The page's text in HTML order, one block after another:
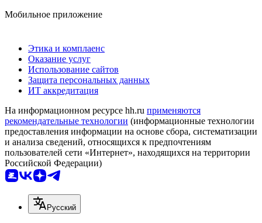
Мобильное приложение
Этика и комплаенс
Оказание услуг
Использование сайтов
Защита персональных данных
ИТ аккредитация
На информационном ресурсе hh.ru применяются
рекомендательные технологии (информационные технологии
предоставления информации на основе сбора, систематизации
и анализа сведений, относящихся к предпочтениям
пользователей сети «Интернет», находящихся на территории
Российской Федерации)
Русский